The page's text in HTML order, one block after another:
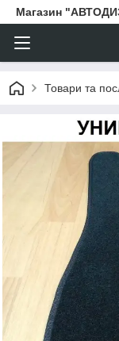
Магазин
Товари та